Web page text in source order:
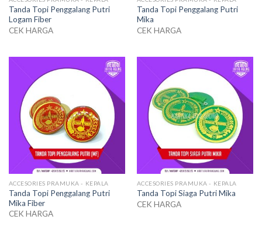
Tanda Topi Penggalang Putri
Logam Fiber
CEK HARGA
Tanda Topi Penggalang Putri
Mika
CEK HARGA
ACCESORIES PRAMUKA - KEPALA
Tanda Topi Penggalang Putri
Mika Fiber
CEK HARGA
ACCESORIES PRAMUKA - KEPALA
Tanda Topi Siaga Putri Mika
CEK HARGA